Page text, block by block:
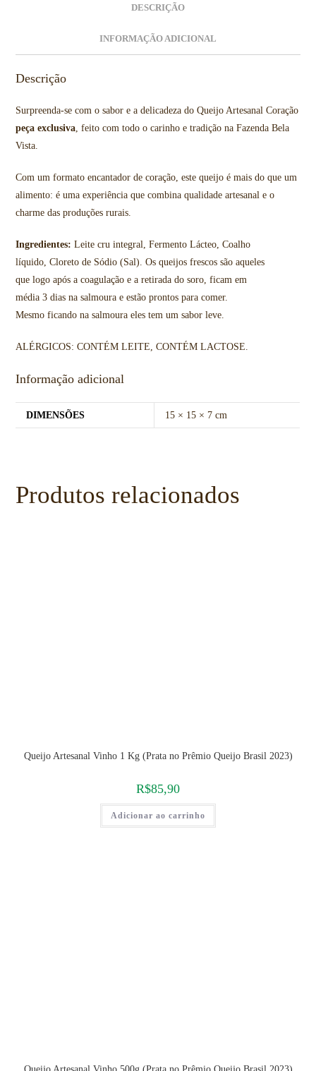
DESCRIÇÃO
INFORMAÇÃO ADICIONAL
Descrição
Surpreenda-se com o sabor e a delicadeza do Queijo Artesanal Coração
peça exclusiva , feito com todo o carinho e tradição na Fazenda Bela
Vista.
Com um formato encantador de coração, este queijo é mais do que um
alimento: é uma experiência que combina qualidade artesanal e o
charme das produções rurais.
Ingredientes: Leite cru integral, Fermento Lácteo, Coalho
líquido, Cloreto de Sódio (Sal). Os queijos frescos são aqueles
que logo após a coagulação e a retirada do soro, ficam em
média 3 dias na salmoura e estão prontos para comer.
Mesmo ficando na salmoura eles tem um sabor leve.
ALÉRGICOS: CONTÉM LEITE, CONTÉM LACTOSE.
Informação adicional
DIMENSÕES 15 × 15 × 7 cm
Produtos relacionados
Queijo Artesanal Vinho 1 Kg (Prata no Prêmio Queijo Brasil 2023)
R$85,90
Adicionar ao carrinho